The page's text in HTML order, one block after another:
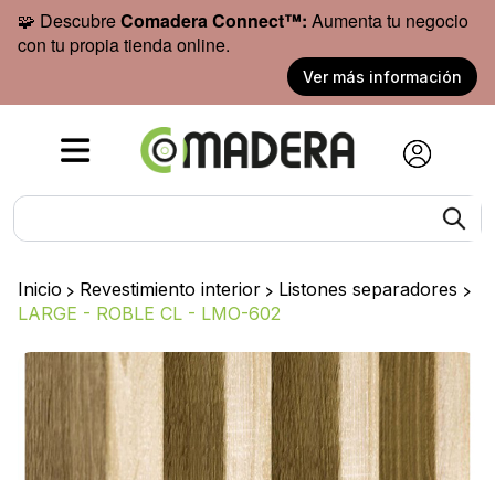
🧩 DescubreComadera Connect™: Aumenta tu negocio
con tu propia tienda online.
Ver más información
Inicio > Revestimiento interior > Listones separadores >
LARGE - ROBLE CL - LMO-602